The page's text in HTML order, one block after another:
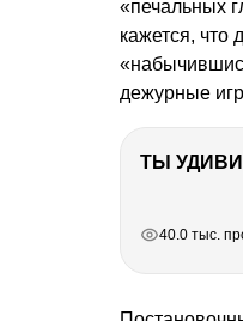
«печальных
кажется, что
дежурные
40.0 тыс.